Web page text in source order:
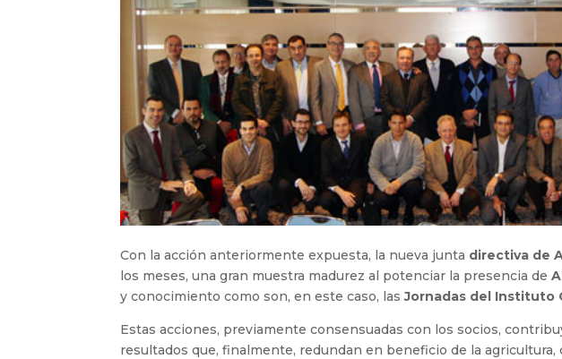
Con la acción anteriormente expuesta, la nueva junta directiva de
los meses, una gran muestra madurez al potenciar la presencia de
y conocimiento como son, en este caso, lasJornadas del Instituto
Estas acciones, previamente consensuadas con los socios,
resultados que, finalmente, redundan en beneficio de la